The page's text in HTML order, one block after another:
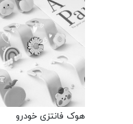
هوک فانتزی خودرو